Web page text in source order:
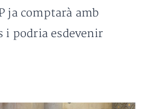
ja comptarà amb
i podria esdevenir